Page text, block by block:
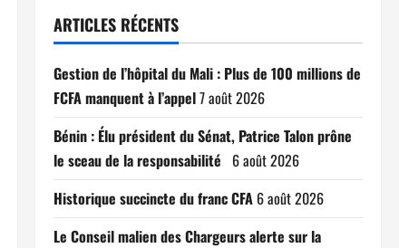
ARTICLES RÉCENTS
Gestion de l’hôpital du Mali : Plus de 100 millions de
FCFA manquent à l’appel7 août 2026
Bénin : Élu président du Sénat, Patrice Talon prône
le sceau de la responsabilité 6 août 2026
Historique succincte du franc CFA 6 août 2026
Le Conseil malien des Chargeurs alerte sur la